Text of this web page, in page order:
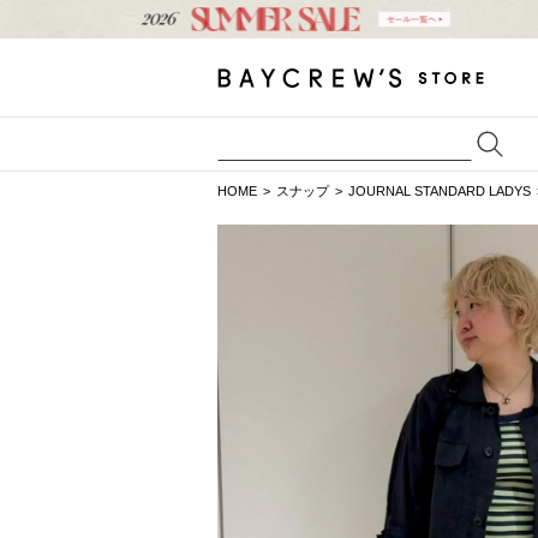
HOME スナップ JOURNAL STANDARD LADYS